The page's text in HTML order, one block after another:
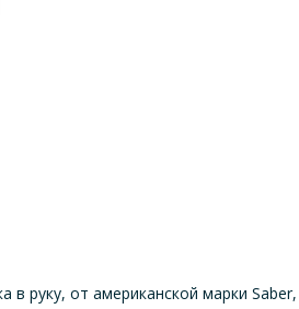
в руку, от американской марки Saber,